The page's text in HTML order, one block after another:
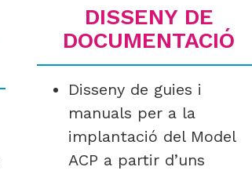
DISSENY DE
DOCUMENTACIÓ
Disseny de guies i
manuals per a la
implantació del Model
ACP a partir d’uns